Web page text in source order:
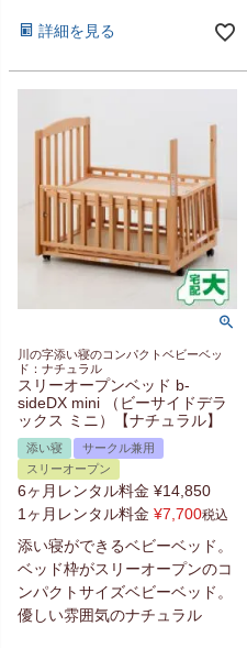
詳細を見る
川の字添い寝のコンパクトベビーベッ
ド：ナチュラル
スリーオープンベッド b-
sideDX mini （ビーサイドデラ
ックス ミニ）【ナチュラル】
添い寝
サークル兼用
スリーオープン
6ヶ月レンタル料金 ¥14,850
1ヶ月レンタル料金 ¥7,700税込
添い寝ができるベビーベッド。
ベッド枠がスリーオープンのコ
ンパクトサイズベビーベッド。
優しい雰囲気のナチュラル